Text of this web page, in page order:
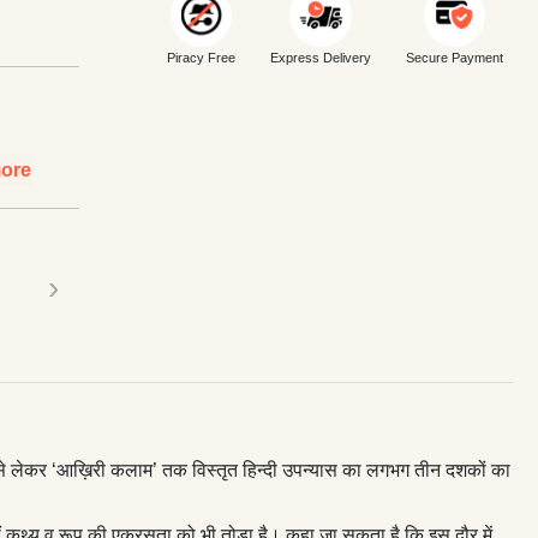
›
Piracy Free Express Delivery Secure Payment
‘आख़िरी कलाम’ तक विस्तृत हिन्दी उपन्यास का लगभग तीन दशकों का